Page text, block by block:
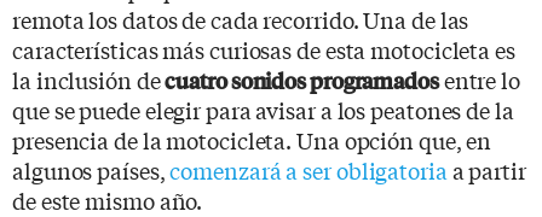
remota los datos de cada recorrido. Una de las
características más curiosas de esta motocicleta es
la inclusión decuatro sonidos programadosentre lo
que se puede elegir para avisar a los peatones de la
presencia de la motocicleta. Una opción que, en
algunos países,comenzará a ser obligatoria a partir
de este mismo año.